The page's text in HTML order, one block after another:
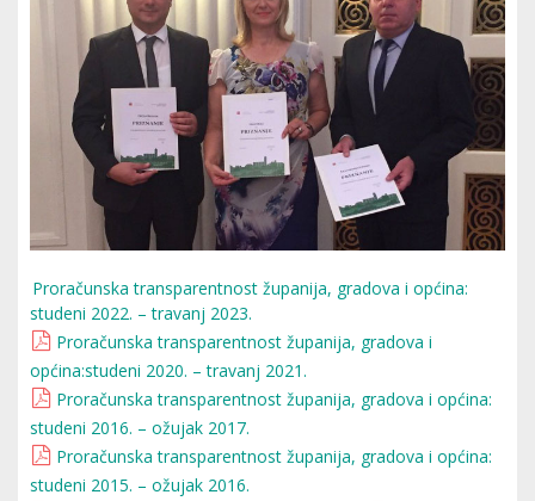
Proračunska transparentnost županija, gradova i općina:
studeni 2022. – travanj 2023.
Proračunska transparentnost županija, gradova i
općina:studeni 2020. – travanj 2021.
Proračunska transparentnost županija, gradova i općina:
studeni 2016. – ožujak 2017.
Proračunska transparentnost županija, gradova i općina:
studeni 2015. – ožujak 2016.